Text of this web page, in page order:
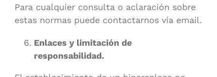
Para cualquier consulta o aclaración sobre
estas normas puede contactarnos vía email.
Enlaces y limitación de
responsabilidad.